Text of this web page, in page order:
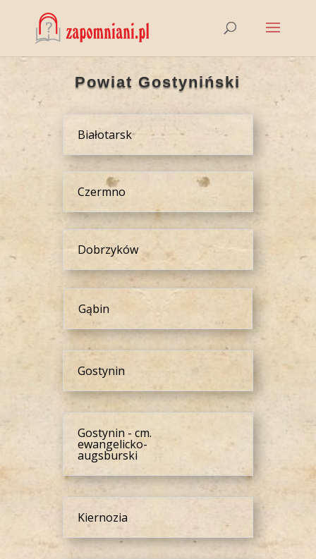
Powiat Gostyniński
Białotarsk
Czermno
Dobrzyków
Gąbin
Gostynin
Gostynin - cm.
ewangelicko-
augsburski
Kiernozia